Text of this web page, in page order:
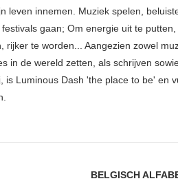
leven innemen. Muziek spelen,
gaan; Om energie uit te
rijker te worden... Aangezien zowel
in de wereld zetten, als schrijven
is Luminous Dash 'the place to be' en
BELGISCH